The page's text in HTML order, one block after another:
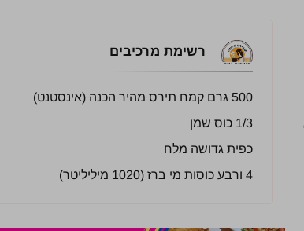
רשימת מרכיבים
500 גרם קמח תירס מהיר הכנה (אינסטנט)
1/3 כוס שמן
כפית גדושה מלח
4 ורבע כוסות מי ברז (1020 מיליליטר)